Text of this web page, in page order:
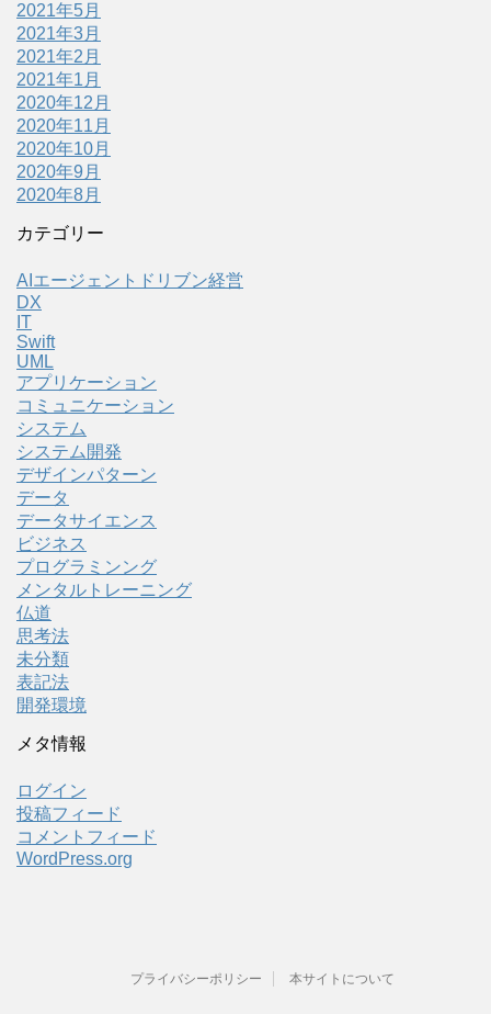
2021年5月
2021年3月
2021年2月
2021年1月
2020年12月
2020年11月
2020年10月
2020年9月
2020年8月
カテゴリー
AIエージェントドリブン経営
DX
IT
Swift
UML
アプリケーション
コミュニケーション
システム
システム開発
デザインパターン
データ
データサイエンス
ビジネス
プログラミンング
メンタルトレーニング
仏道
思考法
未分類
表記法
開発環境
メタ情報
ログイン
投稿フィード
コメントフィード
WordPress.org
プライバシーポリシー 本サイトについて